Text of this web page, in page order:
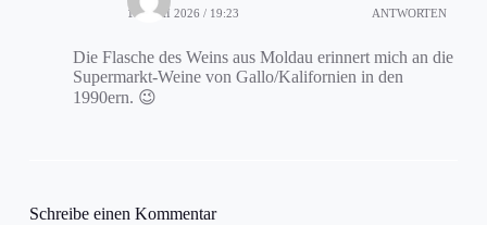
17. MAI 2026 / 19:23 ANTWORTEN
Die Flasche des Weins aus Moldau erinnert mich an die
Supermarkt-Weine von Gallo/Kalifornien in den
1990ern. 😉
Schreibe einen Kommentar